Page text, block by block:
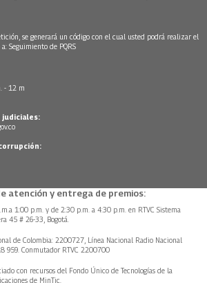
se generará un código con el cual usted podrá realizar el
a: Seguimiento de PQRS
- 12 m
judiciales:
atención y entrega de premios:
1:00 p.m. y de 2:30 p.m. a 4:30 p.m. en RTVC Sistema
45 # 26-33, Bogotá.
de Colombia: 2200727, Línea Nacional Radio Nacional
959. Conmutador RTVC 2200700
con recursos del Fondo Único de Tecnologías de la
de MinTic.